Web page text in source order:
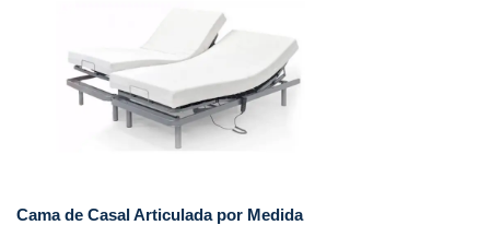
Cama de Casal Articulada por Medida